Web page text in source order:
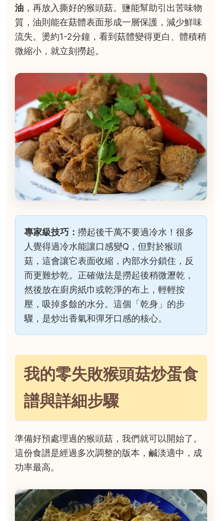
油 ，再放入撕好的猴頭菇。鹽能幫助引出苦味物
質，油則能在菇體表面形成一層保護，減少鮮味
流失。燙約1-2分鐘，看到菇體變得更白、體積稍
微縮小，就立刻撈起。
專家級技巧： 撈起後千萬不要過冷水！很多
人覺得過冷水能讓口感變Q，但對於猴頭
菇，這會讓它表面收縮，內部水分鎖住，反
而更難炒乾。正確做法是撈起後稍微瀝乾，
然後放在廚房紙巾或乾淨的布上，輕輕按
壓，吸掉多餘的水分。這個「乾身」的步
驟，是炒出香氣和彈牙口感的核心。
我的零失敗猴頭菇炒蛋食
譜與詳細步驟
準備好預處理過的猴頭菇，我們就可以開始了。
這份食譜是經過多次調整的版本，鹹淡適中，成
功率最高。